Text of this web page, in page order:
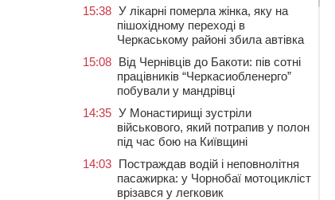
15:38 У лікарні померла жінка, яку на
пішохідному переході в
Черкаському районі збила автівка
15:08 Від Чернівців до Бакоти: пів сотні
працівників “Черкасиобленерго”
побували у мандрівці
14:35 У Монастирищі зустріли
військового, який потрапив у полон
під час бою на Київщині
14:03 Постраждав водій і неповнолітня
пасажирка: у Чорнобаї мотоцикліст
врізався у легковик